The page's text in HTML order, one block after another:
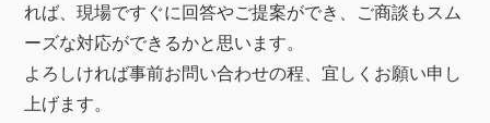
れば、現場ですぐに回答やご提案ができ、ご商談もスム
ーズな対応ができるかと思います。
よろしければ事前お問い合わせの程、宜しくお願い申し
上げます。